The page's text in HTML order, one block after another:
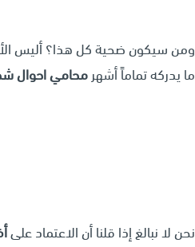
ومن سيكون ضحية كل هذا؟ أليس
ما يدركه تماماً أشهر محامي احوال
نحن لا نبالغ إذا قلنا أن الاعتماد على